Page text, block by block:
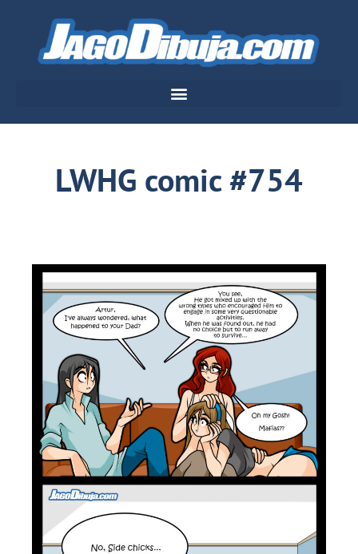
LWHG comic #754